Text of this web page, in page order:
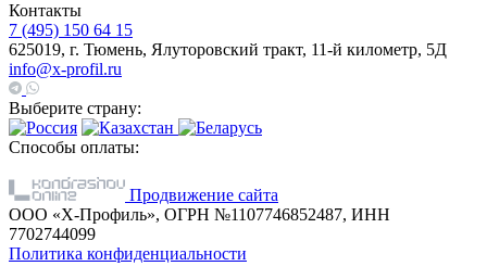
Контакты
7 (495) 150 64 15
625019, г. Тюмень, Ялуторовский тракт, 11-й километр, 5Д
info@x-profil.ru
Выберите страну:
Способы оплаты:
Продвижение сайта
ООО «Х-Профиль», ОГРН №1107746852487, ИНН
7702744099
Политика конфиденциальности